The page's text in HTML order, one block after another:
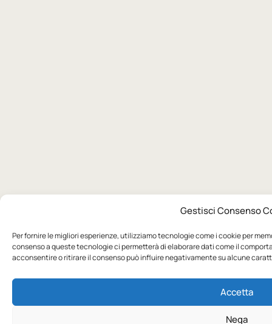
Gestisci Consenso
Per fornire le migliori esperienze, utilizziamo tecnologie come i cookie per
consenso a queste tecnologie ci permetterà di elaborare dati come il
acconsentire o ritirare il consenso può influire negativamente su alcune
Accetta
Nega